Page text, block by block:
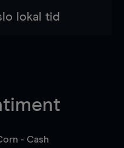
lokal tid
- Cash